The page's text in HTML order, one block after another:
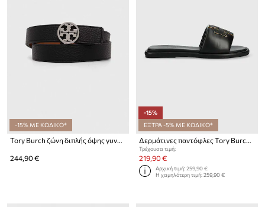
-15% ΜΕ ΚΩΔΙΚΟ*
Tory Burch ζώνη διπλής όψης γυναικεία δερμάτινη
244,90 €
-15%
ΕΞΤΡΑ -5% ΜΕ ΚΩΔΙΚΟ*
Δερμάτινες παντόφλες Tory Burch Double T Sport Slide
Τρέχουσα τιμή:
219,90 €
Αρχική τιμή:259,90 €
Η χαμηλότερη τιμή:259,90 €